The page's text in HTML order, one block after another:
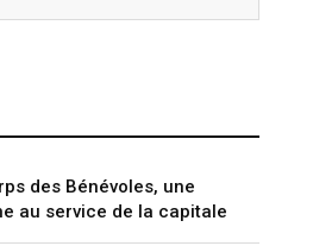
des Bénévoles, une
au service de la capitale